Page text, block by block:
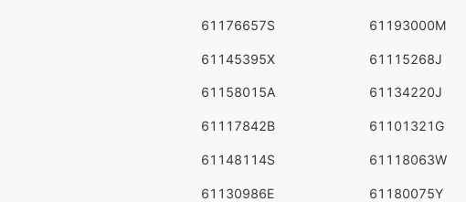
61176657S 61193000M
61145395X 61115268J
61158015A 61134220J
61117842B 61101321G
61148114S 61118063W
61130986E 61180075Y